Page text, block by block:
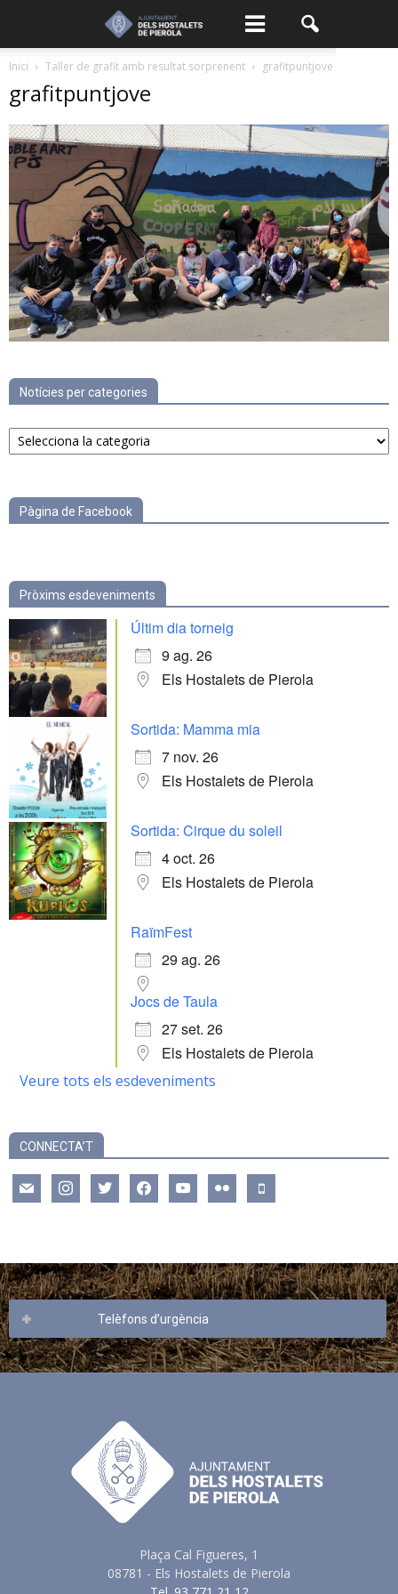
Inici Taller de grafit amb resultat sorprenent grafitpuntjove
grafitpuntjove
Notícies per categories
Notícies
per
Pàgina de Facebook
Pròxims esdeveniments
Últim dia torneig
9 ag. 26
Els Hostalets de Pierola
Sortida: Mamma mia
7 nov. 26
Els Hostalets de Pierola
Sortida: Cirque du soleil
4 oct. 26
Els Hostalets de Pierola
RaïmFest
29 ag. 26
Jocs de Taula
27 set. 26
Els Hostalets de Pierola
Veure tots els esdeveniments
CONNECTA’T
mail instagramtwitter facebookyoutube flickr mobile
Telèfons d’urgència
Plaça Cal Figueres, 1
08781 - Els Hostalets de Pierola